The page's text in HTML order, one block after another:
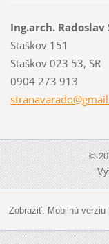
Ing.arch. Radoslav
Staškov 151
Staškov 023 53, SR
0904 273 913
stranavarado@gma
©
Zobraziť: Mobilnú verziu